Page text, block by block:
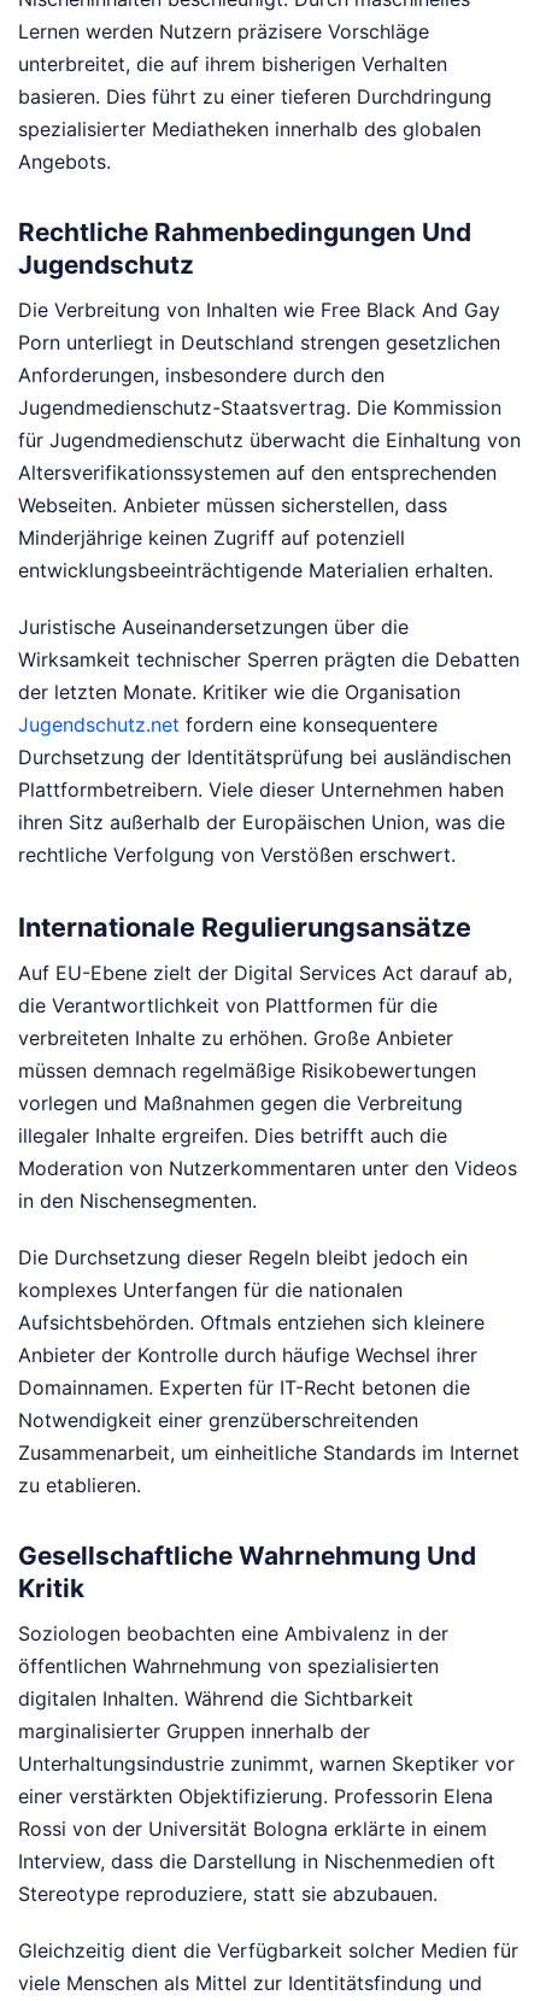
Lernen werden Nutzern präzisere Vorschläge
unterbreitet, die auf ihrem bisherigen Verhalten
basieren. Dies führt zu einer tieferen Durchdringung
spezialisierter Mediatheken innerhalb des globalen
Angebots.
Rechtliche Rahmenbedingungen Und
Jugendschutz
Die Verbreitung von Inhalten wie Free Black And Gay
Porn unterliegt in Deutschland strengen gesetzlichen
Anforderungen, insbesondere durch den
Jugendmedienschutz-Staatsvertrag. Die Kommission
für Jugendmedienschutz überwacht die Einhaltung von
Altersverifikationssystemen auf den entsprechenden
Webseiten. Anbieter müssen sicherstellen, dass
Minderjährige keinen Zugriff auf potenziell
entwicklungsbeeinträchtigende Materialien erhalten.
Juristische Auseinandersetzungen über die
Wirksamkeit technischer Sperren prägten die Debatten
der letzten Monate. Kritiker wie die Organisation
Jugendschutz.net fordern eine konsequentere
Durchsetzung der Identitätsprüfung bei ausländischen
Plattformbetreibern. Viele dieser Unternehmen haben
ihren Sitz außerhalb der Europäischen Union, was die
rechtliche Verfolgung von Verstößen erschwert.
Internationale Regulierungsansätze
Auf EU-Ebene zielt der Digital Services Act darauf ab,
die Verantwortlichkeit von Plattformen für die
verbreiteten Inhalte zu erhöhen. Große Anbieter
müssen demnach regelmäßige Risikobewertungen
vorlegen und Maßnahmen gegen die Verbreitung
illegaler Inhalte ergreifen. Dies betrifft auch die
Moderation von Nutzerkommentaren unter den Videos
in den Nischensegmenten.
Die Durchsetzung dieser Regeln bleibt jedoch ein
komplexes Unterfangen für die nationalen
Aufsichtsbehörden. Oftmals entziehen sich kleinere
Anbieter der Kontrolle durch häufige Wechsel ihrer
Domainnamen. Experten für IT-Recht betonen die
Notwendigkeit einer grenzüberschreitenden
Zusammenarbeit, um einheitliche Standards im Internet
zu etablieren.
Gesellschaftliche Wahrnehmung Und
Kritik
Soziologen beobachten eine Ambivalenz in der
öffentlichen Wahrnehmung von spezialisierten
digitalen Inhalten. Während die Sichtbarkeit
marginalisierter Gruppen innerhalb der
Unterhaltungsindustrie zunimmt, warnen Skeptiker vor
einer verstärkten Objektifizierung. Professorin Elena
Rossi von der Universität Bologna erklärte in einem
Interview, dass die Darstellung in Nischenmedien oft
Stereotype reproduziere, statt sie abzubauen.
Gleichzeitig dient die Verfügbarkeit solcher Medien für
viele Menschen als Mittel zur Identitätsfindung und